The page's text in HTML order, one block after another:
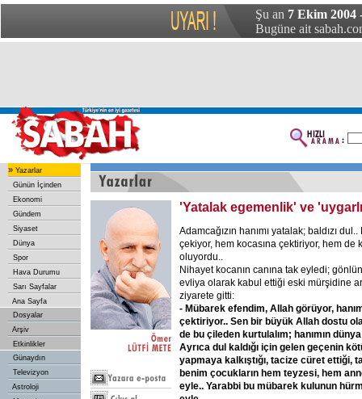
Şu an 7 Ekim 2004
Bugüne ait
» Yazarlar
Günün İçinden
Ekonomi
Gündem
Siyaset
Dünya
Spor
Hava Durumu
Sarı Sayfalar
Ana Sayfa
Dosyalar
Arşiv
Etkinlikler
Günaydın
Televizyon
Astroloji
'Yatalak egemenlik' ve
Adamcağızın hanımı yatalak; baldızı
çekiyor, hem kocasına çektiriyor, hem de
oluyordu..
Nihayet kocanın canına tak eyledi;
evliya olarak kabul ettiği eski mürşidine
ziyarete gitti:
- Mübarek efendim, Allah görüyor,
çektiriyor.. Sen bir büyük Allah dostu
de bu çileden kurtulalım; hanımın
Ayrıca dul kaldığı için gelen geçenin
yapmaya kalkıştığı, tacize cüret ettiği,
benim çocukların hem teyzesi, hem
eyle.. Yarabbi bu mübarek kulunun